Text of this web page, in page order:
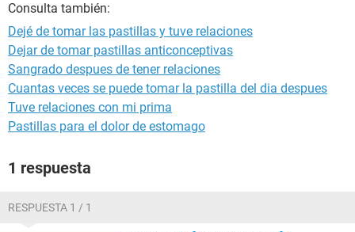
Consulta también:
Dejé de tomar las pastillas y tuve relaciones
Dejar de tomar pastillas anticonceptivas
Sangrado despues de tener relaciones
Cuantas veces se puede tomar la pastilla del dia despues
Tuve relaciones con mi prima
Pastillas para el dolor de estomago
1 respuesta
RESPUESTA 1 / 1